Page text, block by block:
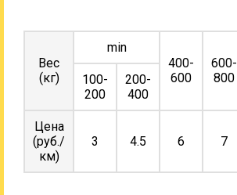
Вес
(кг)
min
400-
600
600-
800
100-
200
200-
400
Цена
(руб./
км)
3 4.5 6 7